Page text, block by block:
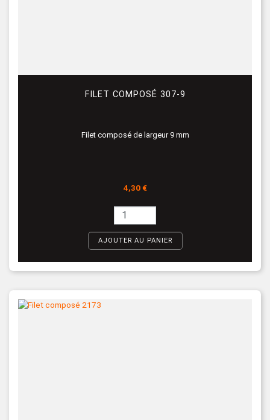
FILET COMPOSÉ 307-9
Filet composé de largeur 9 mm
Prix
4,30 €
AJOUTER AU PANIER